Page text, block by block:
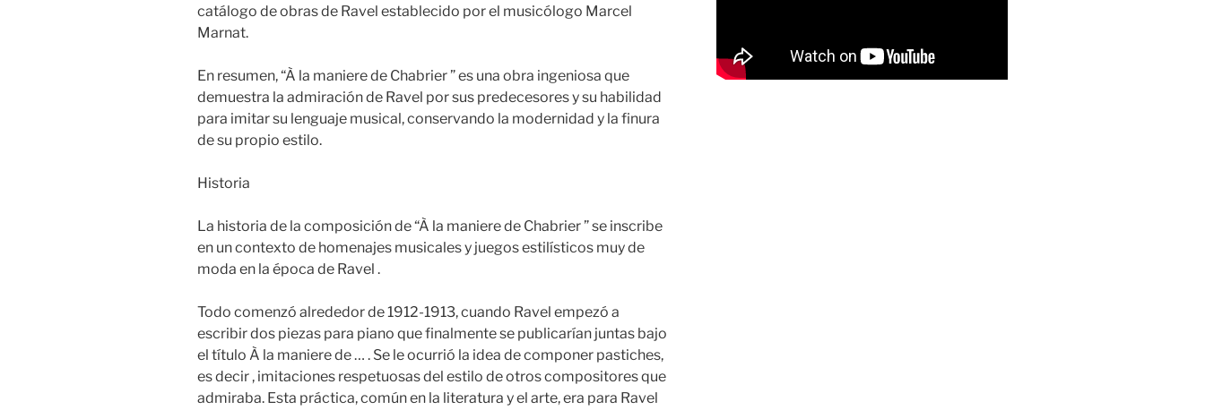
catálogo de obras de Ravel establecido por el musicólogo Marcel
Marnat.
En resumen, “À la maniere de Chabrier ” es una obra ingeniosa que
demuestra la admiración de Ravel por sus predecesores y su habilidad
para imitar su lenguaje musical, conservando la modernidad y la finura
de su propio estilo.
Historia
La historia de la composición de “À la maniere de Chabrier ” se inscribe
en un contexto de homenajes musicales y juegos estilísticos muy de
moda en la época de Ravel .
Todo comenzó alrededor de 1912-1913, cuando Ravel empezó a
escribir dos piezas para piano que finalmente se publicarían juntas bajo
el título À la maniere de … . Se le ocurrió la idea de componer pastiches,
es decir , imitaciones respetuosas del estilo de otros compositores que
admiraba. Esta práctica, común en la literatura y el arte, era para Ravel